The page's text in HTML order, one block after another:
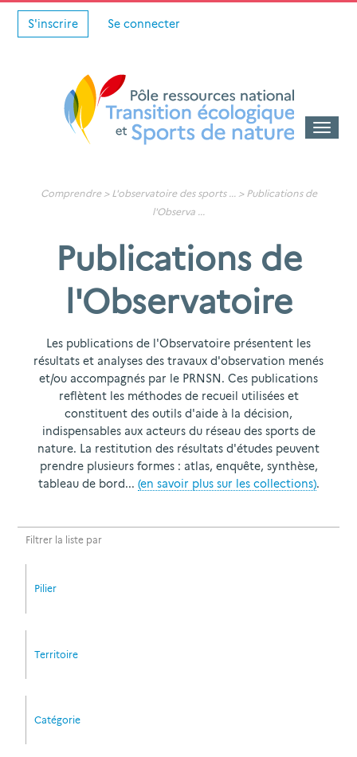
S'inscrire Se connecter
Toggle
Comprendre > L'observatoire des sports... > Publications de
l'Observa
Publications de
l'Observatoire
Les publications de l'Observatoire présentent les
résultats et analyses des travaux d'observation menés
et/ou accompagnés par le PRNSN. Ces publications
reflètent les méthodes de recueil utilisées et
constituent des outils d'aide à la décision,
indispensables aux acteurs du réseau des sports de
nature. La restitution des résultats d'études peuvent
prendre plusieurs formes : atlas, enquête, synthèse,
tableau de bord... (en savoir plus sur les collections).
Filtrer la liste par
Pilier
Territoire
Catégorie